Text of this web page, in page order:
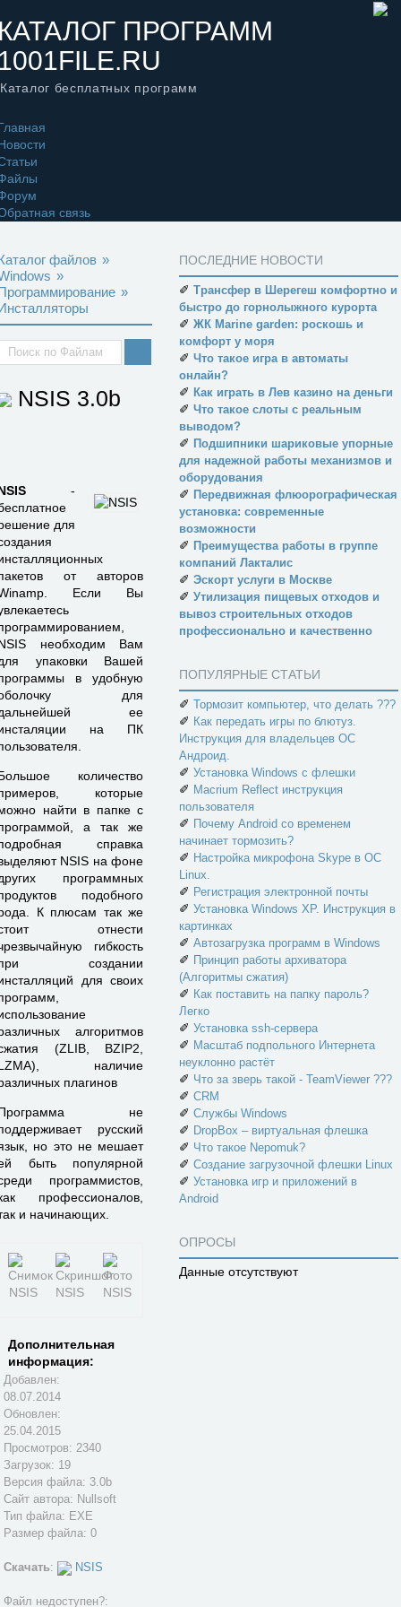
ПРОГРАММ
Каталог бесплатных программ
связь
файлов »
»
»
NSIS 3.0b
-
для
от авторов
Если Вы
необходим Вам
упаковки Вашей
в удобную
для
ее
на ПК
количество
которые
найти в папке с
а так же
справка
NSIS на фоне
программных
подобного
К плюсам так же
отнести
гибкость
создании
для своих
алгоритмов
(ZLIB, BZIP2,
наличие
плагинов
не
русский
но это не мешает
быть популярной
программистов,
профессионалов,
и начинающих.
Дополнительная
информация:
Добавлен:
08.07.2014
Обновлен:
25.04.2015
Просмотров: 2340
Загрузок: 19
Версия файла: 3.0b
Сайт автора: Nullsoft
Тип файла: EXE
Размер файла: 0
Скачать: NSIS
Файл недоступен?:
ПОСЛЕДНИЕ НОВОСТИ
✐ Трансфер в Шерегеш комфортно и
быстро до горнолыжного курорта
✐ ЖК Marine garden: роскошь и
комфорт у моря
✐ Что такое игра в автоматы
онлайн?
✐ Как играть в Лев казино на деньги
✐ Что такое слоты с реальным
выводом?
✐ Подшипники шариковые упорные
для надежной работы механизмов и
оборудования
✐ Передвижная флюорографическая
установка: современные
возможности
✐ Преимущества работы в группе
компаний Лакталис
✐ Эскорт услуги в Москве
✐ Утилизация пищевых отходов и
вывоз строительных отходов
профессионально и качественно
ПОПУЛЯРНЫЕ СТАТЬИ
✐ Тормозит компьютер, что делать ???
✐ Как передать игры по блютуз.
Инструкция для владельцев ОС
Андроид.
✐ Установка Windows с флешки
✐ Macrium Reflect инструкция
пользователя
✐ Почему Android со временем
начинает тормозить?
✐ Настройка микрофона Skype в ОС
Linux.
✐ Регистрация электронной почты
✐ Установка Windows XP. Инструкция в
картинках
✐ Автозагрузка программ в Windows
✐ Принцип работы архиватора
(Алгоритмы сжатия)
✐ Как поставить на папку пароль?
Легко
✐ Установка ssh-сервера
✐ Масштаб подпольного Интернета
неуклонно растёт
✐ Что за зверь такой - TeamViewer ???
✐ CRM
✐ Службы Windows
✐ DropBox – виртуальная флешка
✐ Что такое Nepomuk?
✐ Создание загрузочной флешки Linux
✐ Установка игр и приложений в
Android
ОПРОСЫ
Данные отсутствуют